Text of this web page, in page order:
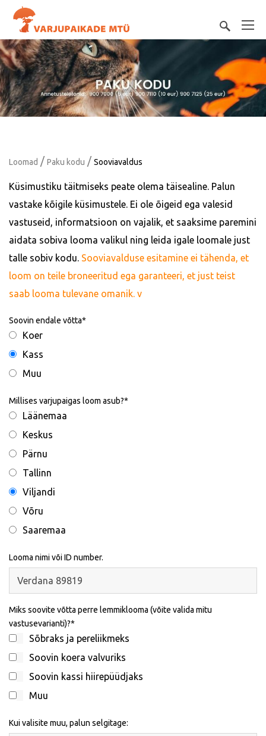
Loomad / Paku kodu / Sooviavaldus
Küsimustiku täitmiseks peate olema täisealine. Palun
vastake kõigile küsimustele. Ei ole õigeid ega valesid
vastuseid, informatsioon on vajalik, et saaksime paremini
aidata sobiva looma valikul ning leida igale loomale just
talle sobiv kodu. Sooviavalduse esitamine ei tähenda, et
loom on teile broneeritud ega garanteeri, et just teist
saab looma tulevane omanik. v
Soovin endale võtta
Koer
Kass
Muu
Millises varjupaigas loom asub?
Läänemaa
Keskus
Pärnu
Tallinn
Viljandi
Võru
Saaremaa
Looma nimi või ID number.
Miks soovite võtta perre lemmiklooma (võite valida mitu
vastusevarianti)?
Sõbraks ja pereliikmeks
Soovin koera valvuriks
Soovin kassi hiirepüüdjaks
Muu
Kui valisite muu, palun selgitage: